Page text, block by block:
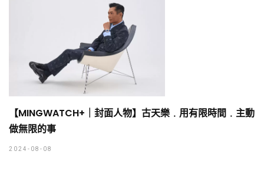
【MINGWATCH+｜封面人物】古天樂﹒用有限時間﹒主動
做無限的事
2024-08-08